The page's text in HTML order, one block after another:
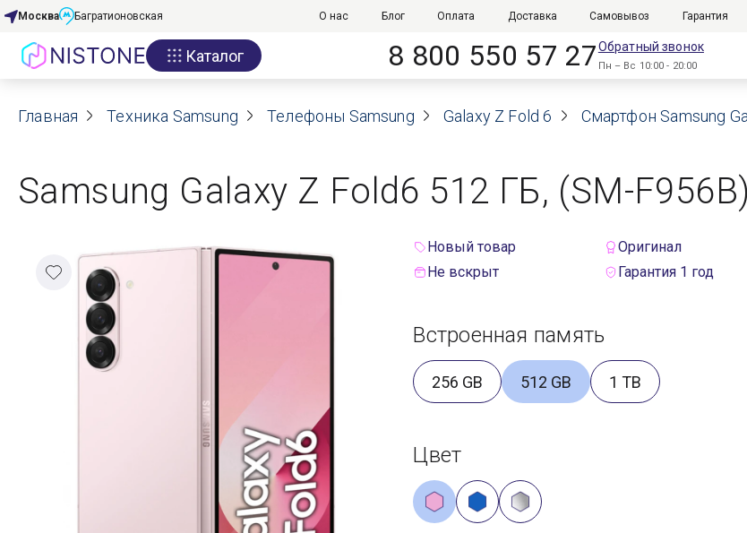
Акции
О нас
Договор оферты
Реквизиты
Контакты
Гарантия
Москва Багратионовская О нас Блог Оплата Доставка Самовывоз Гарантия
Каталог 8 800 550 57 27Обратный звонок
Пн – Вс 10:00 - 20:00
Главная Техника Samsung Телефоны Samsung Galaxy Z Fold 6 Смартфон Samsung
Samsung Galaxy Z Fold6 512 ГБ, (SM-
Новый товар
Оригинал
Не вскрыт
Гарантия 1 год
Встроенная память
256 GB 512 GB 1 TB
Цвет